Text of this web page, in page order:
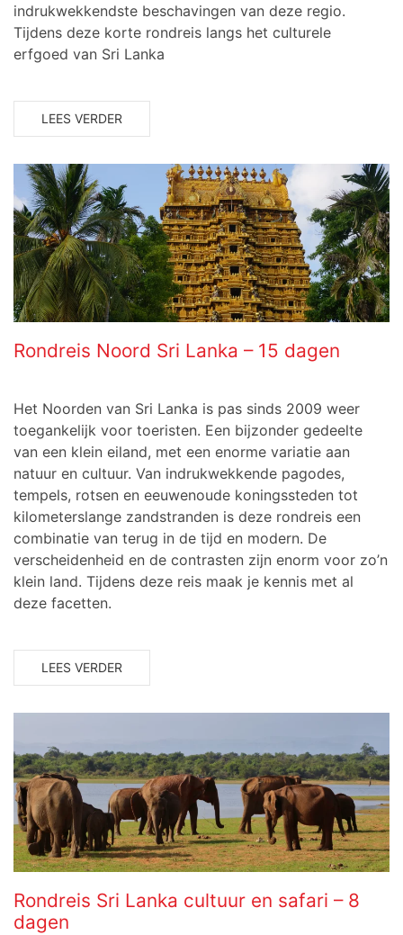
indrukwekkendste beschavingen van deze regio.
Tijdens deze korte rondreis langs het culturele
erfgoed van Sri Lanka
LEES VERDER
Rondreis Noord Sri Lanka – 15 dagen
Het Noorden van Sri Lanka is pas sinds 2009 weer
toegankelijk voor toeristen. Een bijzonder gedeelte
van een klein eiland, met een enorme variatie aan
natuur en cultuur. Van indrukwekkende pagodes,
tempels, rotsen en eeuwenoude koningssteden tot
kilometerslange zandstranden is deze rondreis een
combinatie van terug in de tijd en modern. De
verscheidenheid en de contrasten zijn enorm voor zo’n
klein land. Tijdens deze reis maak je kennis met al
deze facetten.
LEES VERDER
Rondreis Sri Lanka cultuur en safari – 8
dagen